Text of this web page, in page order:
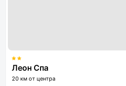
Леон Спа
20 км от центра